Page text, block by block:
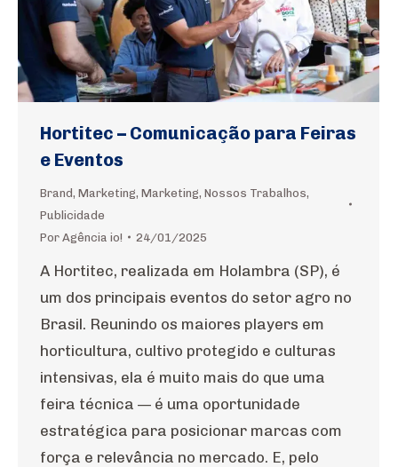
Hortitec – Comunicação para Feiras
e Eventos
Brand, Marketing, Marketing, Nossos Trabalhos,
Publicidade
Por Agência io! 24/01/2025
A Hortitec, realizada em Holambra (SP), é
um dos principais eventos do setor agro no
Brasil. Reunindo os maiores players em
horticultura, cultivo protegido e culturas
intensivas, ela é muito mais do que uma
feira técnica — é uma oportunidade
estratégica para posicionar marcas com
força e relevância no mercado. E, pelo